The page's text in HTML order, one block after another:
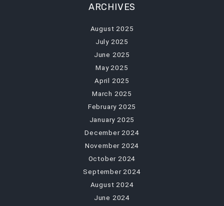
ARCHIVES
August 2025
July 2025
June 2025
May 2025
April 2025
March 2025
February 2025
January 2025
December 2024
November 2024
October 2024
September 2024
August 2024
June 2024